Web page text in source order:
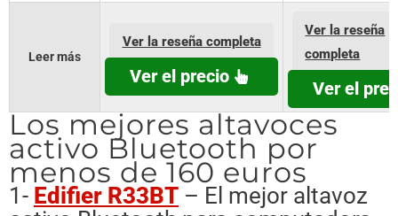
Leer más
Ver la reseña completa
Ver el precio
Ver la reseña
completa
Ver el
Los mejores altavoces
activo Bluetooth por
menos de 160 euros
1- Edifier R33BT – El mejor altavoz